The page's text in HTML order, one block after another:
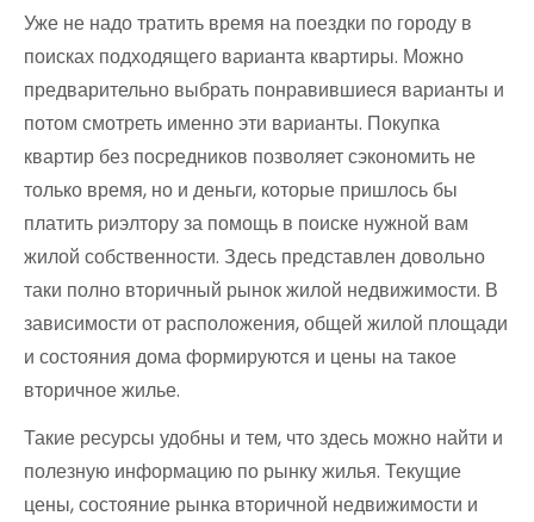
Уже не надо тратить время на поездки по городу в
поисках подходящего варианта квартиры. Можно
предварительно выбрать понравившиеся варианты и
потом смотреть именно эти варианты. Покупка
квартир без посредников позволяет сэкономить не
только время, но и деньги, которые пришлось бы
платить риэлтору за помощь в поиске нужной вам
жилой собственности. Здесь представлен довольно
таки полно вторичный рынок жилой недвижимости. В
зависимости от расположения, общей жилой площади
и состояния дома формируются и цены на такое
вторичное жилье.
Такие ресурсы удобны и тем, что здесь можно найти и
полезную информацию по рынку жилья. Текущие
цены, состояние рынка вторичной недвижимости и